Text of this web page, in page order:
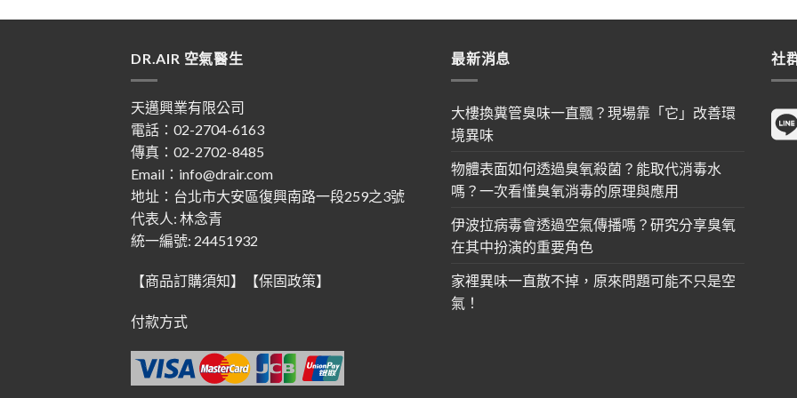
DR.AIR 空氣醫生
天邁興業有限公司
電話：02-2704-6163
傳真：02-2702-8485
Email：info@drair.com
地址： 台北市大安區復興南路一段259之3號
代表人: 林念青
統一編號: 24451932
【商品訂購須知】 【保固政策】
付款方式
最新消息
大樓換糞管臭味一直飄？現場靠「它」改善環
境異味
物體表面如何透過臭氧殺菌？能取代消毒水
嗎？一次看懂臭氧消毒的原理與應用
伊波拉病毒會透過空氣傳播嗎？研究分享臭氧
在其中扮演的重要角色
家裡異味一直散不掉，原來問題可能不只是空
氣！
社